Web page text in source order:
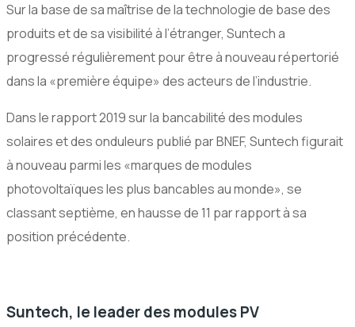
Sur la base de sa maîtrise de la technologie de base des
produits et de sa visibilité à l’étranger, Suntech a
progressé régulièrement pour être à nouveau répertorié
dans la «première équipe» des acteurs de l’industrie.
Dans le rapport 2019 sur la bancabilité des modules
solaires et des onduleurs publié par BNEF, Suntech figurait
à nouveau parmi les «marques de modules
photovoltaïques les plus bancables au monde», se
classant septième, en hausse de 11 par rapport à sa
position précédente.
Suntech, le leader des modules PV